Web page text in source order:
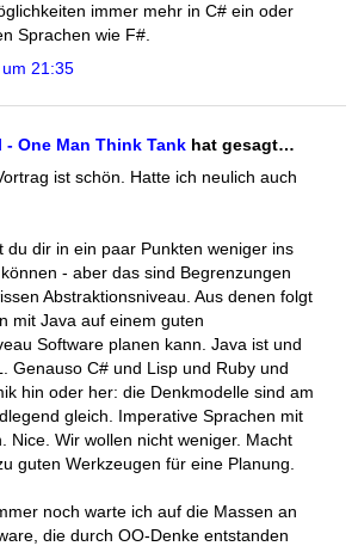
immer mehr in C# ein oder
Sprachen wie F#.
21:35
- One Man Think Tank hat gesagt…
ist schön. Hatte ich neulich auch
du dir in ein paar Punkten weniger ins
- aber das sind Begrenzungen
Abstraktionsniveau. Aus denen folgt
mit Java auf einem guten
Software planen kann. Java ist und
Genauso C# und Lisp und Ruby und
hin oder her: die Denkmodelle sind am
gleich. Imperative Sprachen mit
Nice. Wir wollen nicht weniger. Macht
guten Werkzeugen für eine Planung.
noch warte ich auf die Massen an
die durch OO-Denke entstanden